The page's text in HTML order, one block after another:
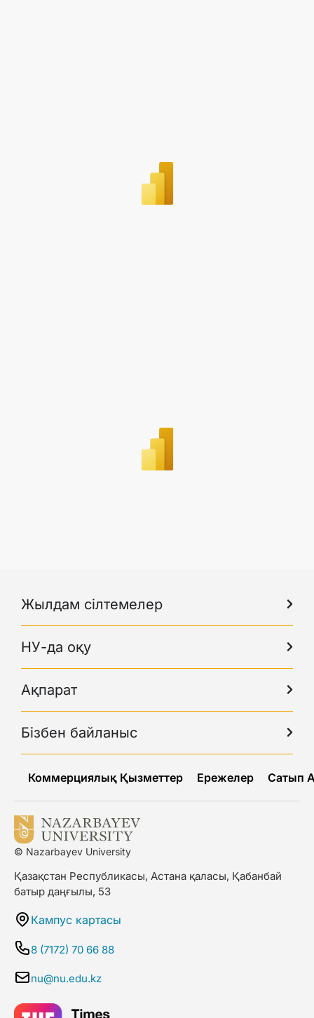
Жылдам сілтемелер
НУ-да оқу
Ақпарат
Бізбен байланыс
Коммерциялық Қызметтер Ережелер Сатып
© Nazarbayev University
Қазақстан Республикасы, Астана қаласы, Қабанбай
батыр даңғылы, 53
Кампус картасы
8 (7172) 70 66 88
nu@nu.edu.kz